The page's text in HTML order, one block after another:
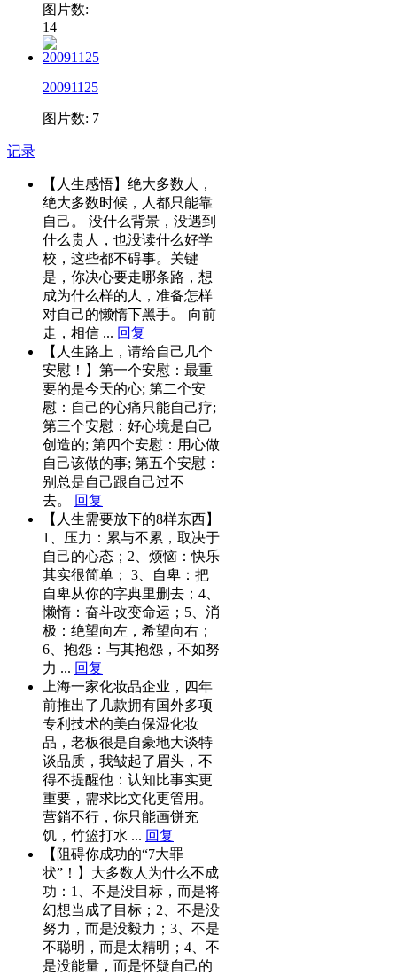
图片数:
14
20091125
图片数: 7
记录
【人生感悟】绝大多数人，
绝大多数时候，人都只能靠
自己。 没什么背景，没遇到
什么贵人，也没读什么好学
校，这些都不碍事。关键
是，你决心要走哪条路，想
成为什么样的人，准备怎样
对自己的懒惰下黑手。 向前
走，相信 ... 回复
【人生路上，请给自己几个
安慰！】第一个安慰：最重
要的是今天的心; 第二个安
慰：自己的心痛只能自己疗;
第三个安慰：好心境是自己
创造的; 第四个安慰：用心做
自己该做的事; 第五个安慰：
别总是自己跟自己过不
去。
回复
【人生需要放下的8样东西】
1、压力：累与不累，取决于
自己的心态；2、烦恼：快乐
其实很简单； 3、自卑：把
自卑从你的字典里删去；4、
懒惰：奋斗改变命运；5、消
极：绝望向左，希望向右；
6、抱怨：与其抱怨，不如努
力 ... 回复
上海一家化妆品企业，四年
前推出了几款拥有国外多项
专利技术的美白保湿化妆
品，老板很是自豪地大谈特
谈品质，我皱起了眉头，不
得不提醒他：认知比事实更
重要，需求比文化更管用。
营銷不行，你只能画饼充
饥，竹篮打水 ... 回复
【阻碍你成功的“7大罪
状”！】大多数人为什么不成
功：1、不是没目标，而是将
幻想当成了目标；2、不是没
努力，而是没毅力；3、不是
不聪明，而是太精明；4、不
是没能量，而是怀疑自己的